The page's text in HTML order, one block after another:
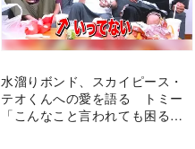
水溜りボンド、スカイピース・
テオくんへの愛を語る トミー
「こんなこと言われても困るよ